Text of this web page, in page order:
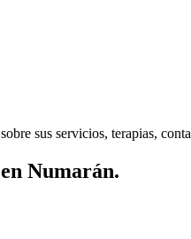
sus servicios, terapias,
Numarán.